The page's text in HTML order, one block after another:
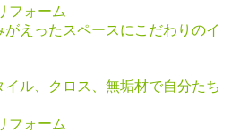
フォーム
えったスペースにこだわりのイ
フォーム